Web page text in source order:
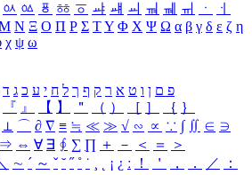
ㆂ ㆃ ㆄ ㆅ ㆆ ㆇ ㆈ ㆉ ㆊ ㆋ ㆌ ㆍ
ㆎ
Ν Ξ Ο Π Ρ Σ ΤΥ Φ Χ Ψ Ω α β γ δ ε ζ η
χ ψ ω
פ ם ן ו ט א ר ק ף ך ל ח י ע כ ג ד
『 』 【 】 ＂ （ ） ［ ］ ｛ ｝
⊥ ⌒ ∂ ∇ ≡ ≒ ≪ ≫ √ ∽ ∝ ∵ ∫ ∬ ∈ ∋
⇒ ⇔ ∀ ∃ ∮ ∑ ∏ ＋ － ＜ ＝
＞
∼ ´ ～ ˇ ˘ ˝ ˚ ˙ ¸ ¡ ¿ ː ！ ＇ ， ． ／
：